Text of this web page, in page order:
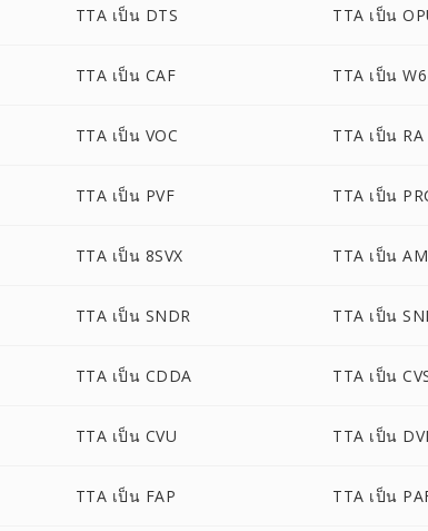
TTA เป็น DTS TTA เป็น
TTA เป็น CAF TTA เป็น
TTA เป็น VOC TTA เป็น RA
TTA เป็น PVF TTA เป็น
TTA เป็น 8SVX TTA เป็น
TTA เป็น SNDR TTA เป็น
TTA เป็น CDDA TTA เป็น
TTA เป็น CVU TTA เป็น
TTA เป็น FAP TTA เป็น